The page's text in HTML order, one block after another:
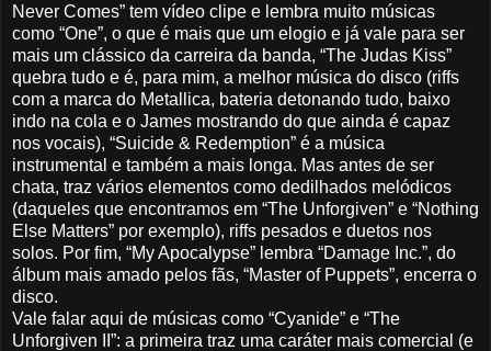
Never Comes” tem vídeo clipe e lembra muito músicas
como “One”, o que é mais que um elogio e já vale para ser
mais um clássico da carreira da banda, “The Judas Kiss”
quebra tudo e é, para mim, a melhor música do disco (riffs
com a marca do Metallica, bateria detonando tudo, baixo
indo na cola e o James mostrando do que ainda é capaz
nos vocais), “Suicide & Redemption” é a música
instrumental e também a mais longa. Mas antes de ser
chata, traz vários elementos como dedilhados melódicos
(daqueles que encontramos em “The Unforgiven” e “Nothing
Else Matters” por exemplo), riffs pesados e duetos nos
solos. Por fim, “My Apocalypse” lembra “Damage Inc.”, do
álbum mais amado pelos fãs, “Master of Puppets”, encerra o
disco.
Vale falar aqui de músicas como “Cyanide” e “The
Unforgiven II”: a primeira traz uma caráter mais comercial (e